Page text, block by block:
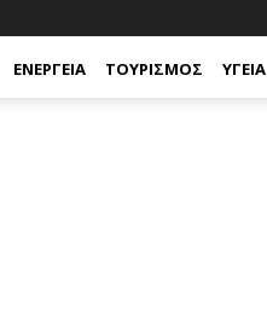
ΕΝΈΡΓΕΙΑ ΤΟΥΡΙΣΜΌΣ ΥΓΕΊΑ